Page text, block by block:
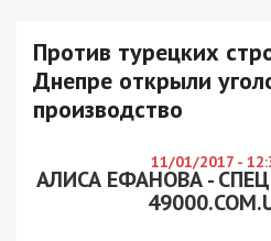
Против турецких
Днепре открыли
производство
11/01/2017 -
АЛИСА ЕФАНОВА -